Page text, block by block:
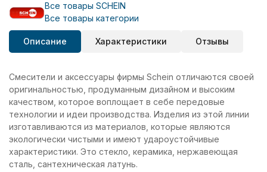
Все товары SCHEIN
Все товары категории
Описание Характеристики Отзывы
Смесители и аксессуары фирмы Schein отличаются своей
оригинальностью, продуманным дизайном и высоким
качеством, которое воплощает в себе передовые
технологии и идеи производства. Изделия из этой линии
изготавливаются из материалов, которые являются
экологически чистыми и имеют удароустойчивые
характеристики. Это стекло, керамика, нержавеющая
сталь, сантехническая латунь.